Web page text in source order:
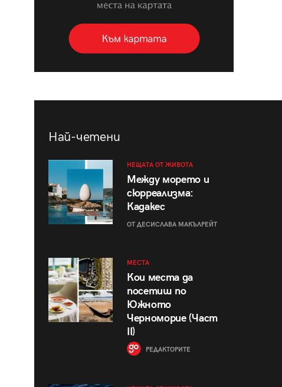
Най-четени
НЕЩАТА ОТ ЖИВОТА
Между морето и
сюрреализма:
Кадакес
ОТ ДЕСИСЛАВА МАКЪЛРЕЙТ
МЕСТА
Кои места да
посетиш по
Южното
Черноморие (Част
II)
РЕДАКТОРИТЕ